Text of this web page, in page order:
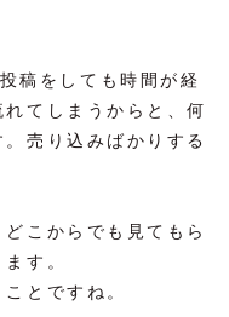
稿をしても時間が経
てしまうからと、何
売り込みばかりする
こからでも見てもら
す。
とですね。